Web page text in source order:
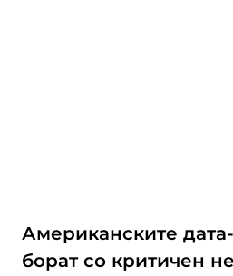
Американските
борат со критичен